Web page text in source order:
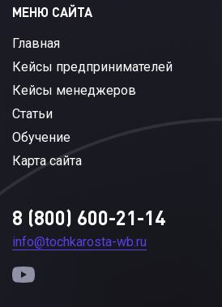
МЕНЮ САЙТА
Главная
Кейсы предпринимателей
Кейсы менеджеров
Статьи
Обучение
Карта сайта
8 (800) 600-21-14
info@tochkarosta-wb.ru